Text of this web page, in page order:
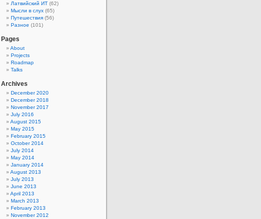
Латвийский ИТ (62)
Мысли в слух (65)
Путешествия (56)
Разное (101)
Pages
About
Projects
Roadmap
Talks
Archives
December 2020
December 2018
November 2017
July 2016
August 2015
May 2015
February 2015
October 2014
July 2014
May 2014
January 2014
August 2013
July 2013
June 2013
April 2013
March 2013
February 2013
November 2012